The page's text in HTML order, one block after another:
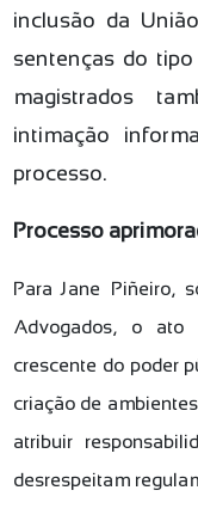
inclusão da
sentenças do
magistrados
intimação
processo.
Processo
Para Jane Piñeiro,
Advogados, o ato
crescente do poder
criação de
atribuir
desrespeitam